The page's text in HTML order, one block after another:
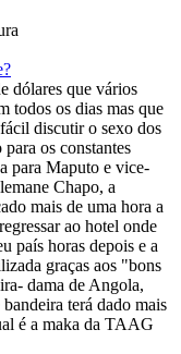
dólares que vários
todos os dias mas que
discutir o sexo dos
os constantes
para Maputo e vice-
Chapo, a
mais de uma hora a
ao hotel onde
país horas depois e a
graças aos "bons
dama de Angola,
terá dado mais
é a maka da TAAG